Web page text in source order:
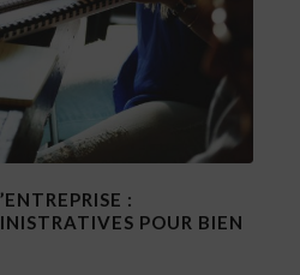
:
POUR BIEN